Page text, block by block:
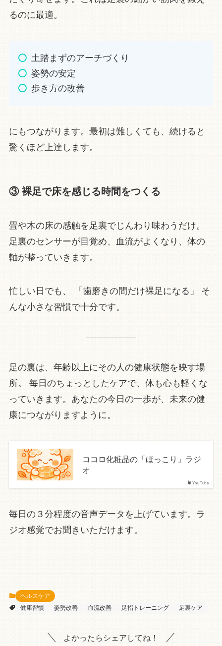
るのに最適。
土踏まずのアーチづくり
姿勢の安定
歩き方の改善
にもつながります。最初は難しくても、続けると
驚くほど上達します。
③ 裸足で床を感じる時間をつくる
畳や木の床の感触を足裏でじんわり味わうだけ。
足裏のセンサーが目覚め、血流がよくなり、体の
軸が整っていきます。
忙しい日でも、 「歯磨きの間だけ裸足になる」 そ
んな小さな習慣で十分です。
足の裏は、年齢以上にその人の健康状態を映す場
所。 毎日のちょっとしたケアで、体も心も軽くな
っていきます。あなたの今日の一歩が、未来の健
康につながりますように。
YouTube
ココロ化粧品の「ほっこり」ラジ
オ
毎日の３分程度の音声データを上げています。ラ
ジオ感覚でお聞きいただけます。
ヘルスケア
健康習慣
姿勢改善 血流改善 足指トレーニング 足裏ケア
よかったらシェアしてね！